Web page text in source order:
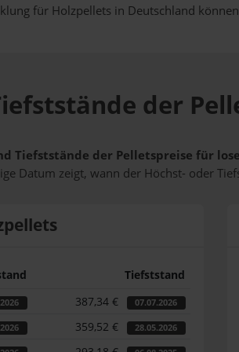
für Holzpellets in Deutschland
der
Tiefststände der Pelletspreise für
Datum zeigt, wann der Höchst- oder
Tiefststand
387,34 € 07.07.2026
359,52 € 28.05.2026